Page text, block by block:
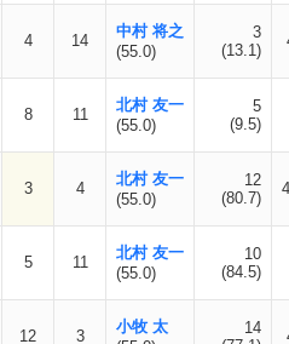
4 14
中村 将之
(55.0)
3
(13.1)
8 11
北村 友一
(55.0)
5
(9.5)
3 4
北村 友一
(55.0)
12
(80.7)
5 11
北村 友一
(55.0)
10
(84.5)
12 3
小牧 太
14